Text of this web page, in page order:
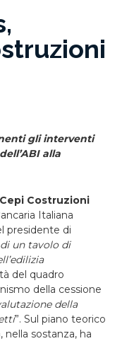
gli interventi
alla
Costruzioni
Italiana
presidente di
un tavolo di
del quadro
della cessione
della
”. Sul piano teorico
nella sostanza, ha